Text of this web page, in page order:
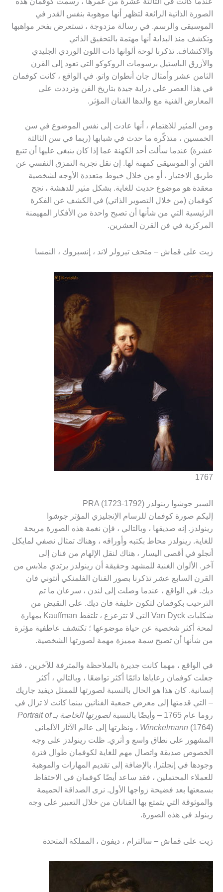
الصورة الذاتية الرائعة لتظهر أنها موهوبة بنفس القدر في
الموسيقى والرسم. في رسالة مزدوجة ، تستعرض بفخر مواهبها
وتكشف منذ البداية أنها مهتمة بالتحقيق الذاتي
والاكتشاف. تذكرنا لوحة ألوانها ذات اللون الوردي الجليدي
والأزرق الباستيل برسومات الروكوكو التي تعود إلى القرن
الثامن عشر وأمثال جان أنطوان واتو. في الواقع ، كانت كوفمان
في هذا العصر على دراية جيدة بتاريخ الفن وترددت على
المعارض الفنية مع والدها الفنان المؤثر.
ومن المثير للاهتمام ، أنها عادت إلى نفس الموضوع في سن
الخمسين ، متذكّرة ما حدث في شبابها (ربما في سن الثالثة
عشرة) عندما سألت أحد الكهنة عما إذا كان ينبغي عليها أن تتبع
الفن أو الموسيقى كمهنة لها. إن نقل تجربة التمزق النفسي عن
طريق الاختيار ، أو من خلال خيوط متعددة الأوجه لشخصية
معقدة هو موضوع حديث للغاية. بشكل مثير للدهشة ، نجح
كوفمان (من خلال التصوير الذاتي) في الكشف عن الفكرة
الرئيسية التي من شأنها أن تصبح واحدة من الأفكار المهيمنة
المركزية في فن القرن العشرين.
زيت على قماش – متحف تيرولر لاند ، إنسبروك ، النمسا
1767
السير جوشوا رينولدز PRA (1723-1792)
إليكم صورة كوفمان للرسام الإنجليزي المؤثر جوشوا
رينولدز. إنه صديقها ، وبالتالي ، فإن نغمة هذه الصورة مريحة
للغاية. رينولدز محاط بكتبه وأوراقه ، وهناك تمثال نصفي لمايكل
أنجلو في أقصى اليسار ، هناك لنقل الإلهام من فنان إلى
آخر. الألوان الغنية للمشهد وحقيقة أن رينولدز يرتدي ملابس من
القرن السابع عشر تذكرنا بصور الفنان الفلمنكي أنتوني فان
ديك. في الواقع ، عندما وصلت إلى لندن ، سرعان ما تم
الترحيب بكوفمان لتكون خليفة فان ديك. على النقيض من
شكليات Van Dyck التي لا تتزعزع ، تلتقط Kauffman بمهارة
لمحة أكثر شخصية عن حياة موضوعها ؛ تكتشف عاطفية مؤثرة
من شأنها أن تصبح سمة مميزة مهمة لصورتها الشخصية.
في الواقع ، مهما كانت جديرة بالملاحظة والمترفة للآخرين ، فقد
جعلت كوفمان رعاياها دائمًا أكثر تواضعًا ، وبالتالي ، أكثر
إنسانية. كان هذا هو الحال بالنسبة لصورتها للممثل ديفيد جاريك
– التي قدمتها إلى معرض جمعية الفنانين بينما كانت لا تزال في
روما عام 1765 – وأيضًا بالنسبة
لصورتها الخاصة بـ Portrait of
Winckelmann (1764) ، ونظرتها إلى عالم الآثار الألماني
المشهور على نطاق واسع و أثري. ظلت رينولدز على وجه
الخصوص صديقة واتصال مهم للغاية لكوفمان طوال فترة
وجودها في إنجلترا. بالإضافة إلى تقديم المهارات والموهبة
للعملاء المحتملين ، فقد ساعد أيضًا كوفمان في الاحتفاظ
بسمعتها بعد فضيحة زواجها الأول. نرى الصداقة الحميمة
والموثوقة التي يتمتع بها الفنانان من خلال التعبير على وجه
رينولد في هذه الصورة.
زيت على قماش – سالترام ، ديفون ، المملكة المتحدة